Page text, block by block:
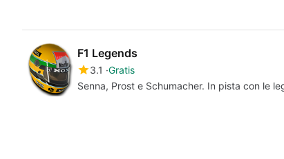
F1 Legends
3.1 Gratis
Senna, Prost e Schumacher. In pista con le